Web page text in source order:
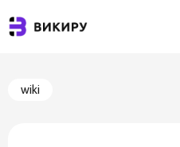
wiki